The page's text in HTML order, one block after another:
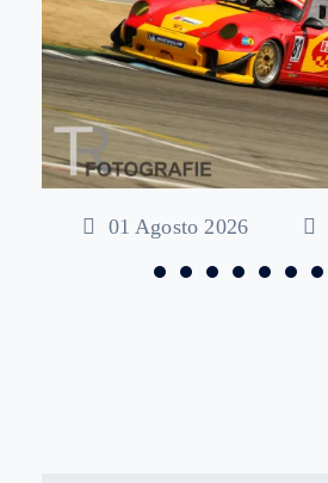
01 Agosto 2026